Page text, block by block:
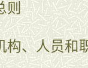
则
、人员和